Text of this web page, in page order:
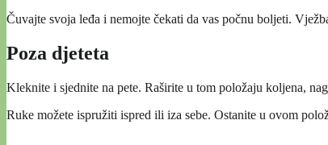
Čuvajte svoja leđa i nemojte čekati da vas počnu boljeti.
Poza djeteta
Kleknite i sjednite na pete. Raširite u tom položaju koljena,
Ruke možete ispružiti ispred ili iza sebe. Ostanite u ovom